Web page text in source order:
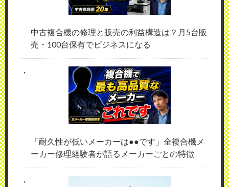
中古複合機の修理と販売の利益構造は？月5台販
売・100台保有でビジネスになる
「耐久性が低いメーカーは●●です」全複合機メ
ーカー修理経験者が語るメーカーごとの特徴